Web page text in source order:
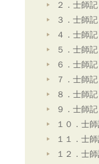
２．士師
３．士師
４．士師
５．士師
６．士師
７．士師
８．士師
９．士師
１０．士
１１．士
１２．士